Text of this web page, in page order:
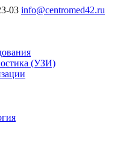
03 info@centromed42.ru
(УЗИ)